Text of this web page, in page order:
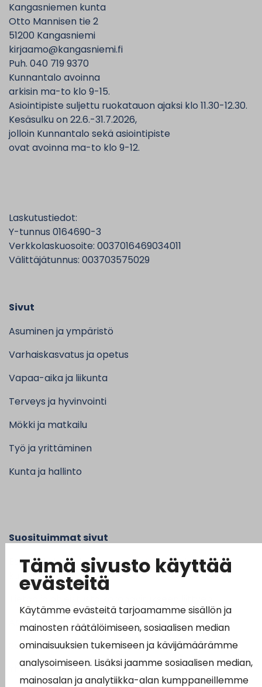
Tämä sivusto käyttää
evästeitä
Käytämme evästeitä tarjoamamme sisällön ja
mainosten räätälöimiseen, sosiaalisen median
ominaisuuksien tukemiseen ja kävijämäärämme
analysoimiseen. Lisäksi jaamme sosiaalisen median,
mainosalan ja analytiikka-alan kumppaneillemme
Kangasniemen kunta
Otto Mannisen tie 2
51200 Kangasniemi
kirjaamo@kangasniemi.fi
Puh. 040 719 9370
Kunnantalo avoinna
arkisin ma-to klo 9-15.
Asiointipiste suljettu ruokatauon ajaksi klo 11.30-12.30.
Kesäsulku on 22.6.-31.7.2026,
jolloin Kunnantalo sekä asiointipiste
ovat avoinna ma-to klo 9-12.
Laskutustiedot:
Y-tunnus 0164690-3
Verkkolaskuosoite: 0037016469034011
Välittäjätunnus: 003703575029
Sivut
Asuminen ja ympäristö
Varhaiskasvatus ja opetus
Vapaa-aika ja liikunta
Terveys ja hyvinvointi
Mökki ja matkailu
Työ ja yrittäminen
Kunta ja hallinto
Suosituimmat sivut
Esityslistat, pöytäkirjat, viranhaltijapäätökset ja
kuulutukset
Asiointipiste
Sähköinen asiointi
Yhteydenotto